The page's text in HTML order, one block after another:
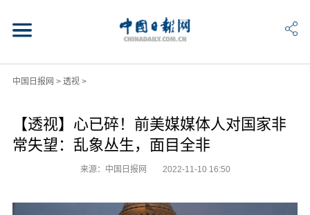
中国日报网 > 透视>
【透视】心已碎！前美媒媒体人对国家非
常失望：乱象丛生，面目全非
来源：中国日报网 2022-11-10 16:50